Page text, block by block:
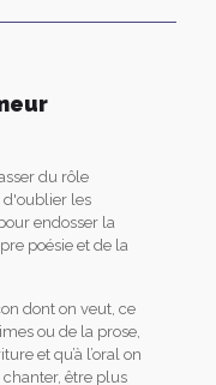
du rôle
d'oublier les
endosser la
poésie et de la
dont on veut, ce
ou de la prose,
et qu’à l’oral on
être plus